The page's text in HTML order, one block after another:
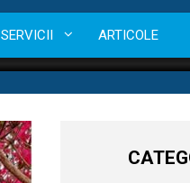
SERVICII ARTICOLE